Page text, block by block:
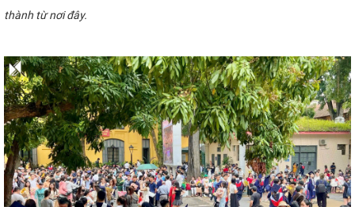
KHOA HỌC CÔNG NGHỆ
HTQT
CỰU NGƯỜI HỌC
thành từ nơi đây.